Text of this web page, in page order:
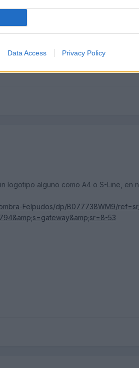
Data Access Privacy Policy
y Reino Unido tanto nuevo como
logotipo alguno como A4 o S-Line, en
Felpudos/dp/B077738WM9/
53